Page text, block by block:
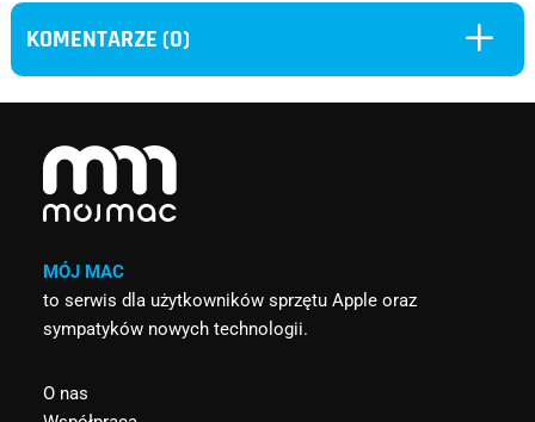
KOMENTARZE (0) L
MÓJ MAC
to serwis dla użytkowników sprzętu Apple oraz
sympatyków nowych technologii.
O nas